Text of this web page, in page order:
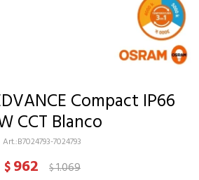
Compact IP66
CCT Blanco
B7024793-7024793
$962 $1.069